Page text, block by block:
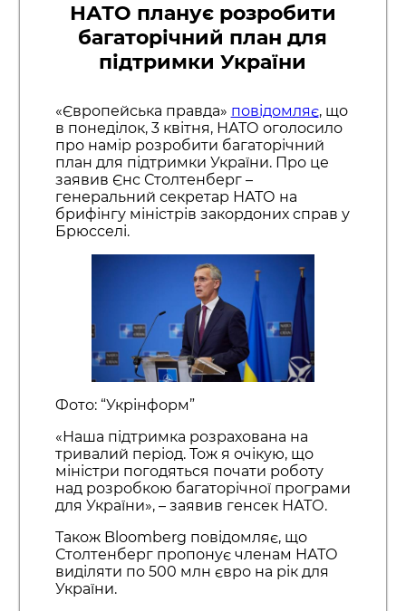
НАТО планує розробити
багаторічний план для
підтримки України
«Європейська правда» повідомляє, що
в понеділок, 3 квітня, НАТО оголосило
про намір розробити багаторічний
план для підтримки України. Про це
заявив Єнс Столтенберг –
генеральний секретар НАТО на
брифінгу міністрів закордоних справ у
Брюсселі.
Фото: “Укрінформ”
«Наша підтримка розрахована на
тривалий період. Тож я очікую, що
міністри погодяться почати роботу
над розробкою багаторічної програми
для України», – заявив генсек НАТО.
Також Bloomberg повідомляє, що
Столтенберг пропонує членам НАТО
виділяти по 500 млн євро на рік для
України.